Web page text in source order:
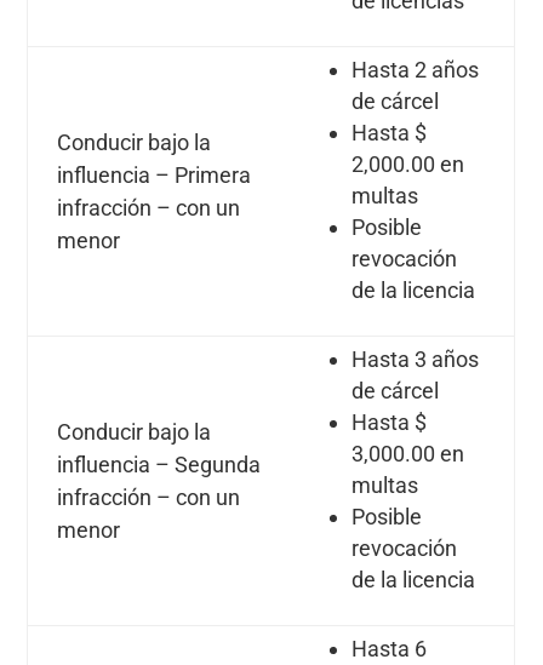
Conducir bajo la
influencia – Primera
infracción – con un
menor
Hasta 2 años
de cárcel
Hasta $
2,000.00 en
multas
Posible
revocación
de la licencia
Conducir bajo la
influencia – Segunda
infracción – con un
menor
Hasta 3 años
de cárcel
Hasta $
3,000.00 en
multas
Posible
revocación
de la licencia
Hasta 6